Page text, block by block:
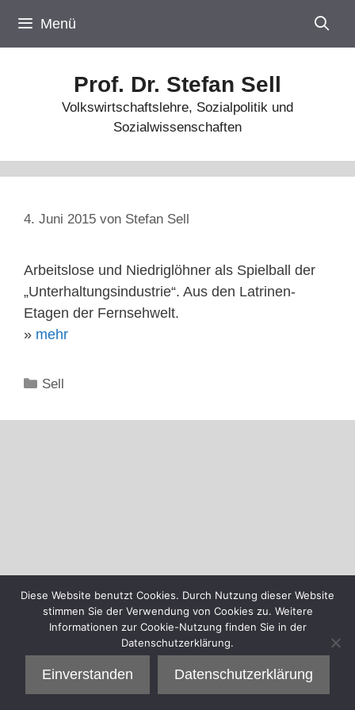
Inhalt
springen
Menü
Prof. Dr. Stefan Sell
Volkswirtschaftslehre, Sozialpolitik und
Sozialwissenschaften
4. Juni 2015 von Stefan Sell
Arbeitslose und Niedriglöhner als Spielball der
„Unterhaltungsindustrie“. Aus den Latrinen-
Etagen der Fernsehwelt.
» mehr
Kategorien
Sell
Diese Website benutzt Cookies. Durch Nutzung dieser Website
stimmen Sie der Verwendung von Cookies zu. Weitere
Informationen zur Cookie-Nutzung finden Sie in der
Datenschutzerklärung.
Einverstanden Datenschutzerklärung